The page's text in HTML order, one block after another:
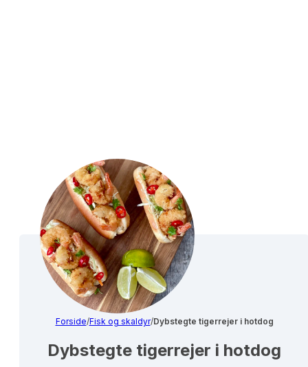
Forside/Fisk og skaldyr/Dybstegte tigerrejer i hotdog
Dybstegte tigerrejer i hotdog